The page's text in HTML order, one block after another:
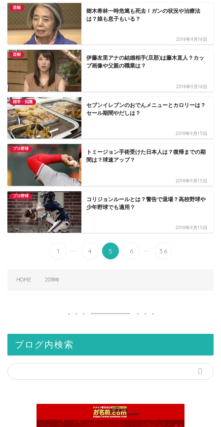
芸能
樹木希林一時危篤も死去！ガンの状況や治療法
は？娘も息子もいる？
2018年9月16日
芸能
伊藤友里アナの結婚相手(旦那)は藤木直人？カッ
プ画像や父親の職業は？
2018年9月16日
雑学・知識
セブンイレブンのおでんメニューとカロリーは？
セール期間やだしは？
2018年9月15日
プロ野球
トミージョン手術受けた日本人は？復帰までの期
間は？球速アップ？
2018年9月15日
プロ野球
コリジョンルールとは？警告で退場？高校野球や
少年野球でも適用？
2018年9月15日
1 ... 4 5 6 ... 36
HOME 2018年
ブログ内検索